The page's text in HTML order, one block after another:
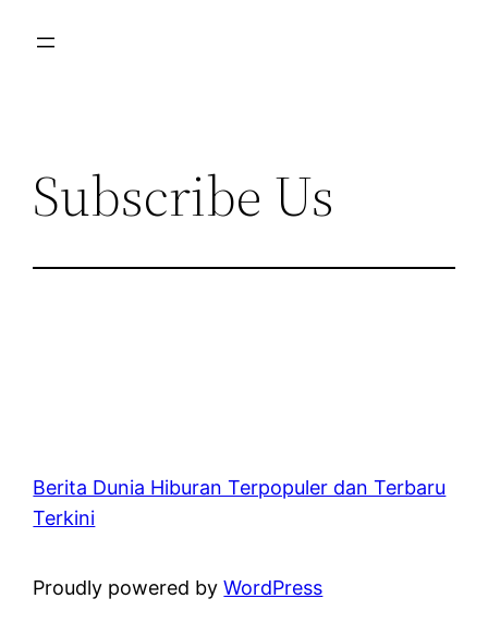
Subscribe Us
Berita Dunia Hiburan Terpopuler dan Terbaru
Terkini
Proudly powered byWordPress